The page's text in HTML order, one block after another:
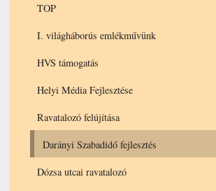
TOP
I. világháborús emlékművünk
HVS támogatás
Helyi Média Fejlesztése
Ravatalozó felújítása
Darányi Szabadidő fejlesztés
Dózsa utcai ravatalozó